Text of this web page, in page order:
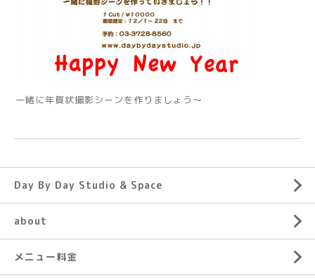
一緒に年賀状撮影シーンを作りましょう〜
Day By Day Studio & Space
about
メニュー料金